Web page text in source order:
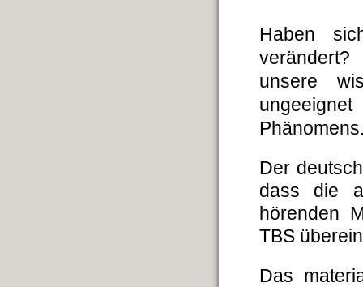
Haben
unsere
Der
dass die
hörenden
TBS
Das